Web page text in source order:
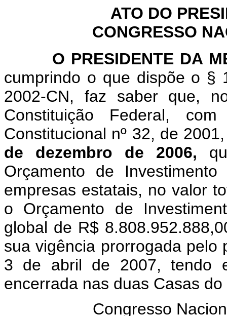
ATO DO
CONGRESSO
O PRESIDENTE DA
cumprindo o que dispõe o §
2002-CN, faz saber que,
Constituição Federal,
Constitucional nº 32, de
de dezembro de 2006,
Orçamento de
empresas estatais, no valor
o Orçamento de
global de R$
sua vigência prorrogada
3 de abril de 2007, tendo
encerrada nas duas Casas
Congresso